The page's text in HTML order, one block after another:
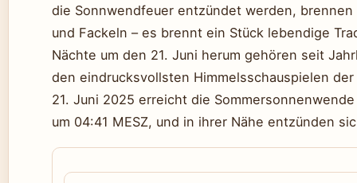
die Sonnwendfeuer entzündet werden,
und Fackeln – es brennt ein Stück lebendige
Nächte um den 21. Juni herum gehören seit
den eindrucksvollsten Himmelsschauspielen
21. Juni 2025 erreicht die
um 04:41 MESZ, und in ihrer Nähe entzünden